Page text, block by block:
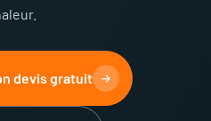
devis gratuit